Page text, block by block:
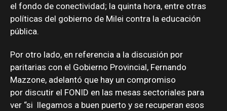
el fondo de conectividad; la quinta hora, entre otras
políticas del gobierno de Milei contra la educación
pública.
Por otro lado, en referencia a la discusión por
paritarias con el Gobierno Provincial, Fernando
Mazzone, adelantó que hay un compromiso
por discutir el FONID en las mesas sectoriales para
ver “si llegamos a buen puerto y se recuperan esos